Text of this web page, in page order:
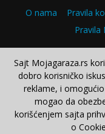
O nama
Pravila
Pravila
Sajt Mojagaraza.rs
dobro korisničko
reklame, i
mogao da
korišćenjem sajta
o